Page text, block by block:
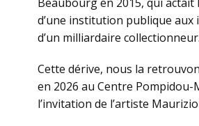
d’une institution publique aux
d’un milliardaire collectionneur.
Cette dérive, nous la
en 2026 au Centre Pompidou-
l’invitation de l’artiste